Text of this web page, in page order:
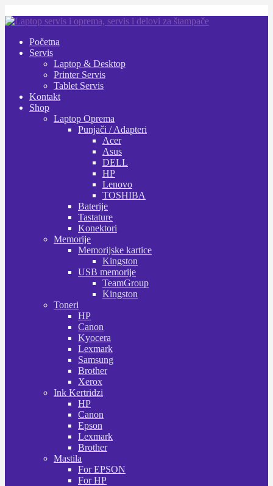
Preskoči
navigaciju
Skoči
sadržajPočetna
Servis
Laptop & Desktop
Printer Servis
Tablet Servis
Kontakt
Shop
Laptop Oprema
Punjači / Adapteri
Acer
Asus
DELL
HP
Lenovo
TOSHIBA
Baterije
Tastature
Konektori
Memorije
Memorijske kartice
Kingston
USB memorije
TeamGroup
Kingston
Toneri
HP
Canon
Kyocera
Lexmark
Samsung
Brother
Xerox
Ink Kertridzi
HP
Canon
Epson
Lexmark
Brother
Mastila
For EPSON
For HP